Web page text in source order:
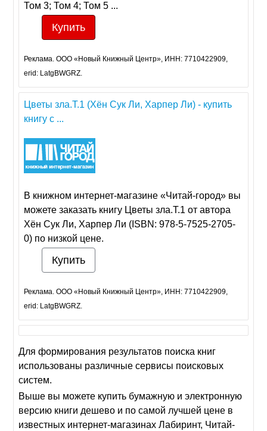
Том 3; Том 4; Том 5 ...
Купить
Реклама. ООО «Новый Книжный Центр», ИНН: 7710422909,
erid: LatgBWGRZ.
Цветы зла.Т.1 (Хён Сук Ли, Харпер Ли) - купить
книгу с ...
В книжном интернет-магазине «Читай-город» вы
можете заказать книгу Цветы зла.Т.1 от автора
Хён Сук Ли, Харпер Ли (ISBN: 978-5-7525-2705-
0) по низкой цене.
Купить
Реклама. ООО «Новый Книжный Центр», ИНН: 7710422909,
erid: LatgBWGRZ.
Для формирования результатов поиска книг
использованы различные сервисы поисковых
систем.
Выше вы можете купить бумажную и электронную
версию книги дешево и по самой лучшей цене в
известных интернет-магазинах Лабиринт, Читай-